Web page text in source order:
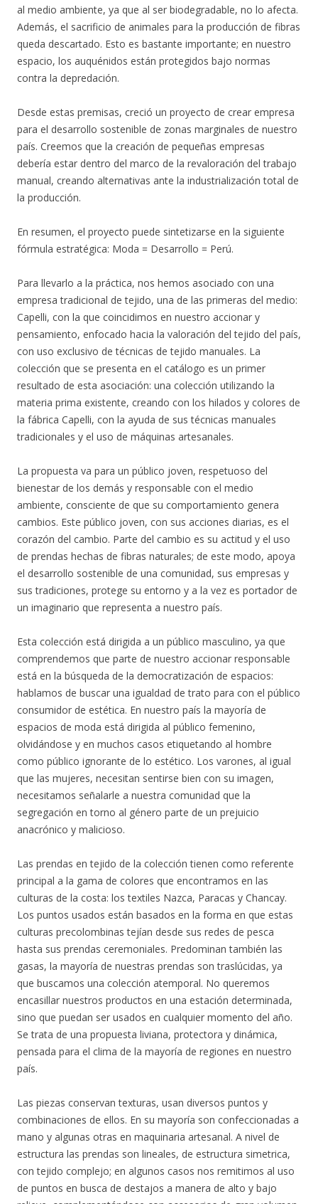
al medio ambiente, ya que al ser biodegradable, no lo afecta.
Además, el sacrificio de animales para la producción de fibras
queda descartado. Esto es bastante importante; en nuestro
espacio, los auquénidos están protegidos bajo normas
contra la depredación.
Desde estas premisas, creció un proyecto de crear empresa
para el desarrollo sostenible de zonas marginales de nuestro
país. Creemos que la creación de pequeñas empresas
debería estar dentro del marco de la revaloración del trabajo
manual, creando alternativas ante la industrialización total de
la producción.
En resumen, el proyecto puede sintetizarse en la siguiente
fórmula estratégica: Moda = Desarrollo = Perú.
Para llevarlo a la práctica, nos hemos asociado con una
empresa tradicional de tejido, una de las primeras del medio:
Capelli, con la que coincidimos en nuestro accionar y
pensamiento, enfocado hacia la valoración del tejido del país,
con uso exclusivo de técnicas de tejido manuales. La
colección que se presenta en el catálogo es un primer
resultado de esta asociación: una colección utilizando la
materia prima existente, creando con los hilados y colores de
la fábrica Capelli, con la ayuda de sus técnicas manuales
tradicionales y el uso de máquinas artesanales.
La propuesta va para un público joven, respetuoso del
bienestar de los demás y responsable con el medio
ambiente, consciente de que su comportamiento genera
cambios. Este público joven, con sus acciones diarias, es el
corazón del cambio. Parte del cambio es su actitud y el uso
de prendas hechas de fibras naturales; de este modo, apoya
el desarrollo sostenible de una comunidad, sus empresas y
sus tradiciones, protege su entorno y a la vez es portador de
un imaginario que representa a nuestro país.
Esta colección está dirigida a un público masculino, ya que
comprendemos que parte de nuestro accionar responsable
está en la búsqueda de la democratización de espacios:
hablamos de buscar una igualdad de trato para con el público
consumidor de estética. En nuestro país la mayoría de
espacios de moda está dirigida al público femenino,
olvidándose y en muchos casos etiquetando al hombre
como público ignorante de lo estético. Los varones, al igual
que las mujeres, necesitan sentirse bien con su imagen,
necesitamos señalarle a nuestra comunidad que la
segregación en torno al género parte de un prejuicio
anacrónico y malicioso.
Las prendas en tejido de la colección tienen como referente
principal a la gama de colores que encontramos en las
culturas de la costa: los textiles Nazca, Paracas y Chancay.
Los puntos usados están basados en la forma en que estas
culturas precolombinas tejían desde sus redes de pesca
hasta sus prendas ceremoniales. Predominan también las
gasas, la mayoría de nuestras prendas son traslúcidas, ya
que buscamos una colección atemporal. No queremos
encasillar nuestros productos en una estación determinada,
sino que puedan ser usados en cualquier momento del año.
Se trata de una propuesta liviana, protectora y dinámica,
pensada para el clima de la mayoría de regiones en nuestro
país.
Las piezas conservan texturas, usan diversos puntos y
combinaciones de ellos. En su mayoría son confeccionadas a
mano y algunas otras en maquinaria artesanal. A nivel de
estructura las prendas son lineales, de estructura simetrica,
con tejido complejo; en algunos casos nos remitimos al uso
de puntos en busca de destajos a manera de alto y bajo